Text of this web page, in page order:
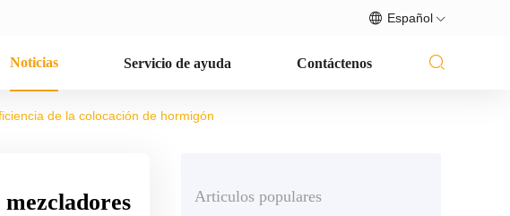
Español
Noticias Servicio de ayuda Contáctenos
de la colocación de hormigón
Articulos populares